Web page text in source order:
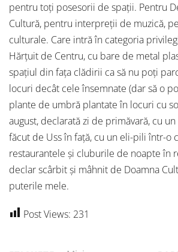
pentru toți posesorii de spații. Pentru
Cultură, pentru interpreții de muzică,
culturale. Care intră în categoria
Hărțuit de Centru, cu bare de metal
spațiul din fața clădirii ca să nu poți
locuri decât cele însemnate (dar să o
plante de umbră plantate în locuri cu
august, declarată zi de primăvară, cu
făcut de Uss în față, cu un eli-pili într-o
restaurantele și cluburile de noapte în
declar scârbit și mâhnit de Doamna
puterile mele.
Post Views: 231